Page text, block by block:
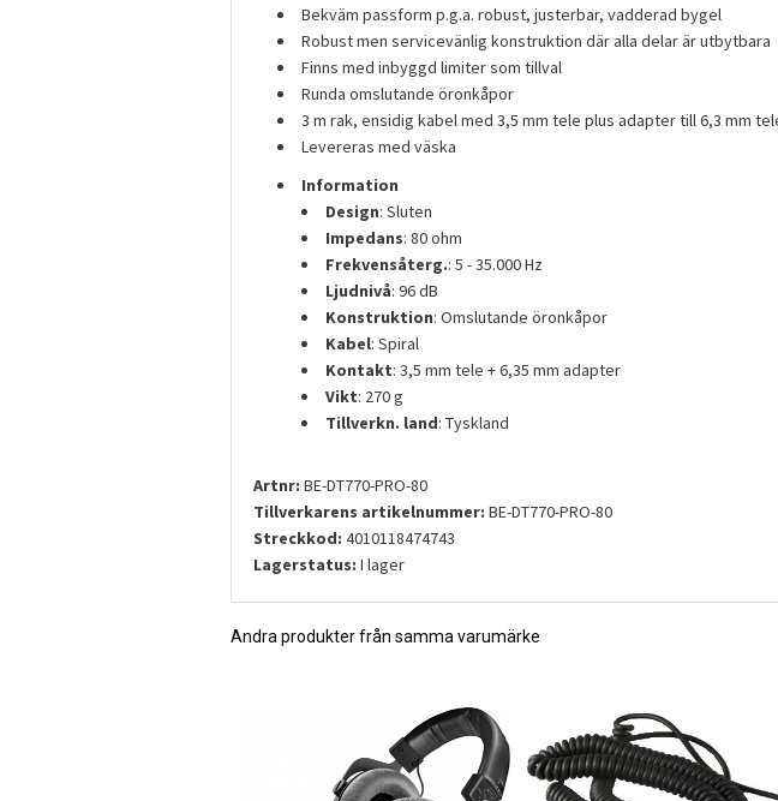
Bekväm passform p.g.a. robust, justerbar, vadderad bygel
Robust men servicevänlig konstruktion där alla delar är utbytbara
Finns med inbyggd limiter som tillval
Runda omslutande öronkåpor
3 m rak, ensidig kabel med 3,5 mm tele plus adapter till 6,3 mm
Levereras med väska
Information
Design: Sluten
Impedans: 80 ohm
Frekvensåterg.: 5 - 35.000 Hz
Ljudnivå: 96 dB
Konstruktion: Omslutande öronkåpor
Kabel: Spiral
Kontakt: 3,5 mm tele + 6,35 mm adapter
Vikt: 270 g
Tillverkn. land: Tyskland
Artnr: BE-DT770-PRO-80
Tillverkarens artikelnummer: BE-DT770-PRO-80
Streckkod: 4010118474743
Lagerstatus: I lager
Andra produkter från samma varumärke